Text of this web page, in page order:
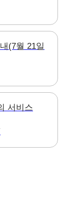
(7월 21일
서비스